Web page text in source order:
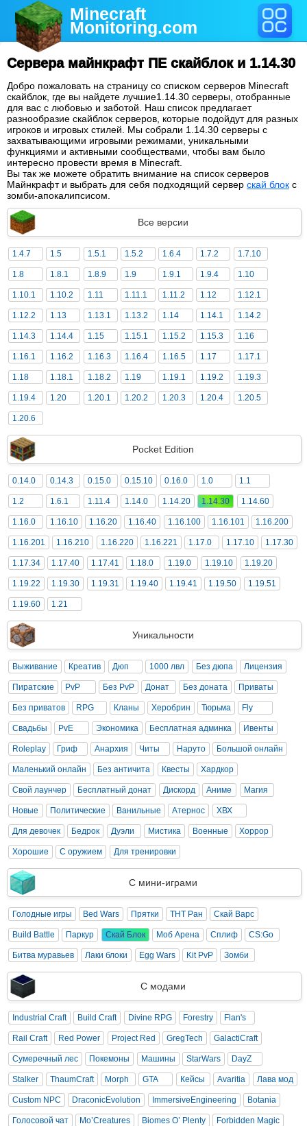
Minecraft
Monitoring.com
Сервера майнкрафт ПЕ скайблок и 1.14.30
Добро пожаловать на страницу со списком серверов Minecraft
скайблок, где вы найдете лучшие1.14.30 серверы, отобранные
для вас с любовью и заботой. Наш список предлагает
разнообразие скайблок серверов, которые подойдут для разных
игроков и игровых стилей. Мы собрали 1.14.30 серверы с
захватывающими игровыми режимами, уникальными
функциями и активными сообществами, чтобы вам было
интересно провести время в Minecraft.
Вы так же можете обратить внимание на список серверов
Майнкрафт и выбрать для себя подходящий сервер скай блок с
зомби-апокалипсисом.
Все версии
1.4.7 1.5 1.5.1 1.5.2 1.6.4 1.7.2 1.7.10
1.8 1.8.1 1.8.9 1.9 1.9.1 1.9.4 1.10
1.10.1 1.10.2 1.11 1.11.1 1.11.2 1.12 1.12.1
1.12.2 1.13 1.13.1 1.13.2 1.14 1.14.1 1.14.2
1.14.3 1.14.4 1.15 1.15.1 1.15.2 1.15.3 1.16
1.16.1 1.16.2 1.16.3 1.16.4 1.16.5 1.17 1.17.1
1.18 1.18.1 1.18.2 1.19 1.19.1 1.19.2 1.19.3
1.19.4 1.20 1.20.1 1.20.2 1.20.3 1.20.4 1.20.5
1.20.6
Pocket Edition
0.14.0 0.14.3 0.15.0 0.15.10 0.16.0 1.0 1.1
1.2 1.6.1 1.11.4 1.14.0 1.14.20 1.14.30 1.14.60
1.16.0 1.16.10 1.16.20 1.16.40 1.16.100 1.16.101 1.16.200
1.16.201 1.16.210 1.16.220 1.16.221 1.17.0 1.17.10 1.17.30
1.17.34 1.17.40 1.17.41 1.18.0 1.19.0 1.19.10 1.19.20
1.19.22 1.19.30 1.19.31 1.19.40 1.19.41 1.19.50 1.19.51
1.19.60 1.21
Уникальности
Выживание Креатив Дюп 1000 лвл Без дюпа Лицензия
Пиратские PvP Без PvP Донат Без доната Приваты
Без приватов RPG Кланы Херобрин Тюрьма Fly
Свадьбы PvE Экономика Бесплатная админка Ивенты
Roleplay Гриф Анархия Читы Наруто Большой онлайн
Маленький онлайн Без античита Квесты Хардкор
Свой лаунчер Бесплатный донат Дискорд Аниме Магия
Новые Политические Ванильные Атернос ХВХ
Для девочек Бедрок Дуэли Мистика Военные Хоррор
Хорошие С оружием Для тренировки
С мини-играми
Голодные игры Bed Wars Прятки ТНТ Ран Скай Варс
Build Battle Паркур Скай Блок Моб Арена Сплиф CS:Go
Битва муравьев Лаки блоки Egg Wars Kit PvP Зомби
С модами
Industrial Craft Build Craft Divine RPG Forestry Flan's
Rail Craft Red Power Project Red GregTech GalactiCraft
Сумеречный лес Покемоны Машины StarWars DayZ
Stalker ThaumCraft Morph GTA Кейсы Avaritia Лава мод
Custom NPC DraconicEvolution ImmersiveEngineering Botania
Голосовой чат Mo’Creatures Biomes O’ Plenty Forbidden Magic